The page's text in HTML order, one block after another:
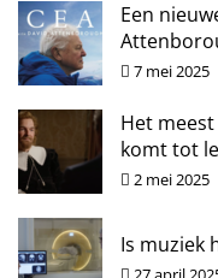
Een
7 mei 2025
Het
komt tot
2 mei 2025
Is muziek